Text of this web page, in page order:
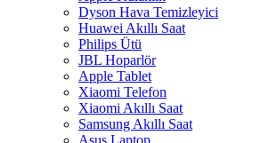
Dyson Hava Temizleyici
Huawei Akıllı Saat
Philips Ütü
JBL Hoparlör
Apple Tablet
Xiaomi Telefon
Xiaomi Akıllı Saat
Samsung Akıllı Saat
Asus Laptop